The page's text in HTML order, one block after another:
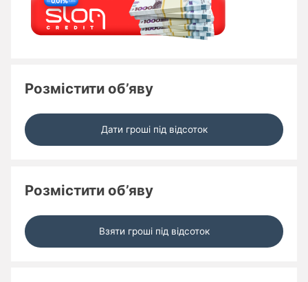
Розмістити об’яву
Дати гроші під відсоток
Розмістити об’яву
Взяти гроші під відсоток